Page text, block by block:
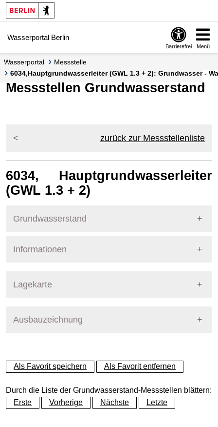
Springe zur Navigation
Springe zum Inhalt
Wasserportal Berlin
Barrierefrei Menü
Wasserportal
Messstelle
6034,Hauptgrundwasserleiter (GWL 1.3 + 2): Grundwasser -
Messstellen Grundwasserstand
zurück zur Messstellenliste
6034, Hauptgrundwasserleiter
(GWL 1.3 + 2)
Grundwasserstand
Dynamische Grafik
Informationen
Nummer
Ausprägung GW-Stand, tagesaktuell
Grundwasserleiter Hauptgrundwasserleiter
Lagekarte
+
Ausbauzeichnung
Als Favorit speichern Als Favorit entfernen
Durch die Liste der Grundwasserstand-Messstellen blättern:
Erste
Vorherige Nächste Letzte